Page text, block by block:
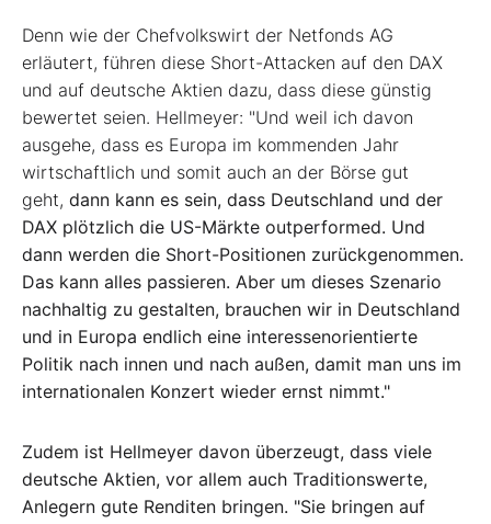
Denn wie der Chefvolkswirt der Netfonds AG
erläutert, führen diese Short-Attacken auf den DAX
und auf deutsche Aktien dazu, dass diese günstig
bewertet seien. Hellmeyer: "Und weil ich davon
ausgehe, dass es Europa im kommenden Jahr
wirtschaftlich und somit auch an der Börse gut
geht, dann kann es sein, dass Deutschland und der
DAX plötzlich die US-Märkte outperformed. Und
dann werden die Short-Positionen zurückgenommen.
Das kann alles passieren. Aber um dieses Szenario
nachhaltig zu gestalten, brauchen wir in Deutschland
und in Europa endlich eine interessenorientierte
Politik nach innen und nach außen, damit man uns im
internationalen Konzert wieder ernst nimmt."
Zudem ist Hellmeyer davon überzeugt, dass viele
deutsche Aktien, vor allem auch Traditionswerte,
Anlegern gute Renditen bringen. "Sie bringen auf